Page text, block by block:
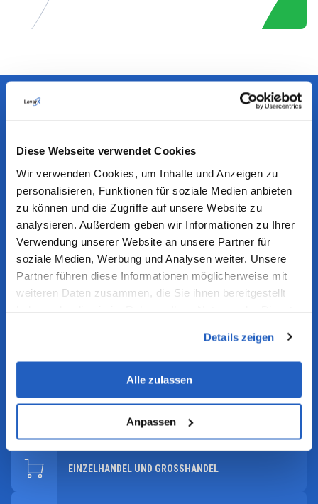
Diese Webseite verwendet Cookies
Wir verwenden Cookies, um Inhalte und Anzeigen zu
personalisieren, Funktionen für soziale Medien anbieten
zu können und die Zugriffe auf unsere Website zu
analysieren. Außerdem geben wir Informationen zu Ihrer
Verwendung unserer Website an unsere Partner für
soziale Medien, Werbung und Analysen weiter. Unsere
Partner führen diese Informationen möglicherweise mit
weiteren Daten zusammen, die Sie ihnen bereitgestellt
Details zeigen
Alle zulassen
Anpassen
Dank unserer Erfahrung mit SAP und umfassender
auszuwählen, die langfristigen und spürbaren Mehrwert für Ihr
Unternehmen schaffen.
AUTOMOBILINDUSTRIE
INDUSTRIELLE FERTIGUNG
METALLE UND BERGBAU
EINZELHANDEL UND GROSSHANDEL